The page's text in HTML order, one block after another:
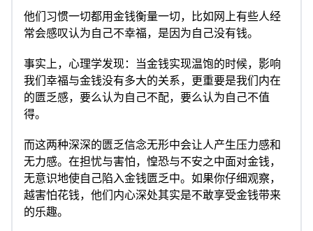
他们习惯一切都用金钱衡量一切，比如网上有些人经
常会感叹认为自己不幸福，是因为自己没有钱。
事实上，心理学发现：当金钱实现温饱的时候，影响
我们幸福与金钱没有多大的关系，更重要是我们内在
的匮乏感，要么认为自己不配，要么认为自己不值
得。
而这两种深深的匮乏信念无形中会让人产生压力感和
无力感。在担忧与害怕，惶恐与不安之中面对金钱，
无意识地使自己陷入金钱匮乏中。如果你仔细观察，
越害怕花钱，他们内心深处其实是不敢享受金钱带来
的乐趣。